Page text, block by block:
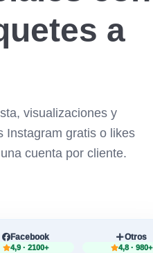
a
visualizaciones y
Instagram gratis o likes
cuenta por cliente.
Facebook
4,9 · 2100+
Otros
4,8 · 980+